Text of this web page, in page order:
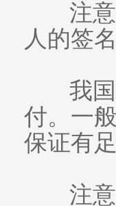
注意
人的签
我国
付。一
保证有
注意